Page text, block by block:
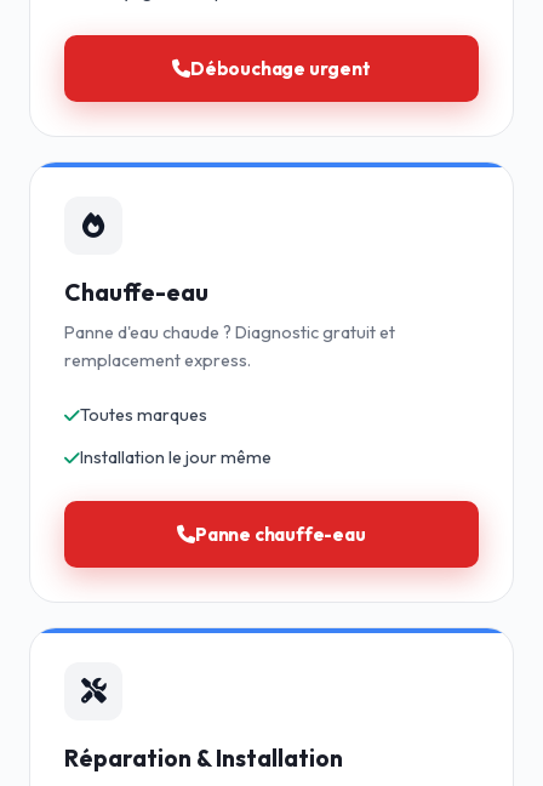
Débouchage urgent
Chauffe-eau
Panne d'eau chaude ? Diagnostic gratuit et
remplacement express.
Toutes marques
Installation le jour même
Panne chauffe-eau
Réparation & Installation